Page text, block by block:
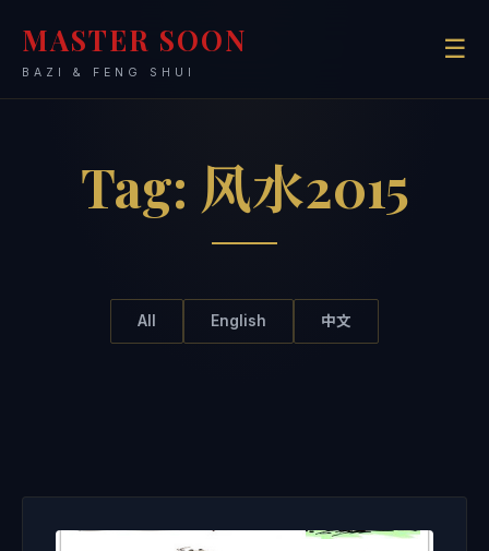
MASTER SOON
BAZI & FENG SHUI
☰
Tag: 风水2015
All English 中文